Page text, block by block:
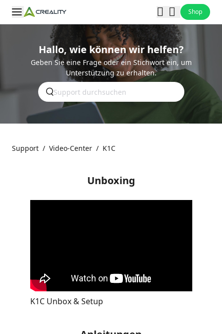
Shop
Hallo, wie können wir helfen?
Geben Sie eine Frage oder ein Stichwort ein, um
Unterstützung zu erhalten.
Support / Video-Center / K1C
Unboxing
K1C Unbox & Setup